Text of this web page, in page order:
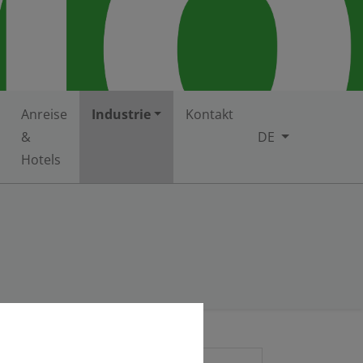
Anreise
&
Hotels
Industrie
Kontakt
DE